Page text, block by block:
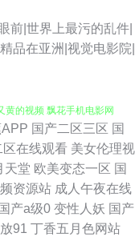
前|世界上最污的乱件|
品在亚洲|视觉电影院|
福利导航 国产一在线精品
的视频 飘花手机电影网
美日韩p 国产传媒中文字
国产二区三区 国
区在线观看 美女伦理视
天堂 欧美变态一区 国
资源站 成人午夜在线
国产a级0 变性人妖 国产
91 丁香五月色网站